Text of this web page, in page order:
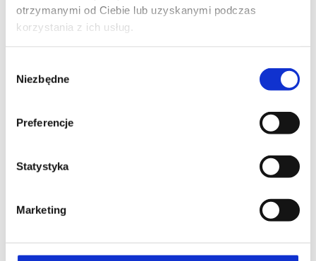
otrzymanymi od Ciebie lub uzyskanymi podczas
korzystania z ich usług.
zgody
Niezbędne
Preferencje
Statystyka
Marketing
rekonstrukcja więzadeł (np. rekonstrukcja więzadła
krzyżowego przedniego, rekonstrukcja
wielowięzadłowa),
usunięcie ciał wolnych ze stawu.
Specjalista ortopedii i traumatologii